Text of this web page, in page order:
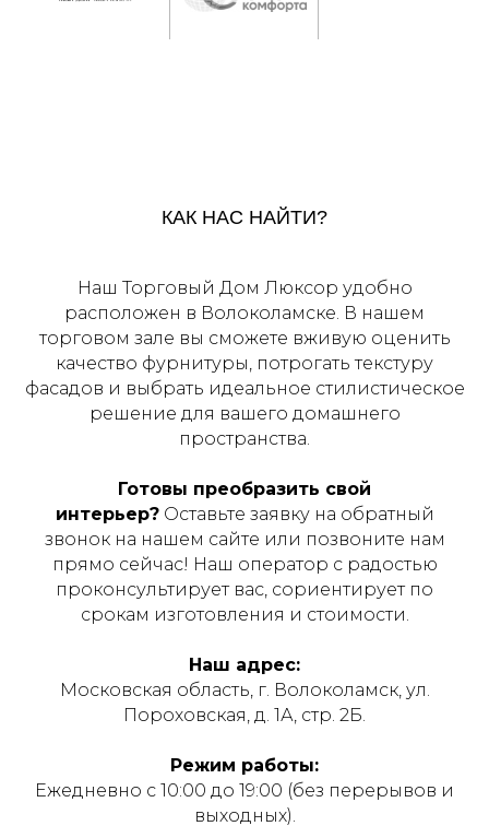
КАК НАС НАЙТИ?
Наш Торговый Дом Люксор удобно
расположен в Волоколамске. В нашем
торговом зале вы сможете вживую оценить
качество фурнитуры, потрогать текстуру
фасадов и выбрать идеальное стилистическое
решение для вашего домашнего
пространства.
Готовы преобразить свой
интерьер?Оставьте заявку на обратный
звонок на нашем сайте или позвоните нам
прямо сейчас! Наш оператор с радостью
проконсультирует вас, сориентирует по
срокам изготовления и стоимости.
Наш адрес:
Московская область, г. Волоколамск, ул.
Пороховская, д. 1А, стр. 2Б.
Режим работы:
Ежедневно с 10:00 до 19:00 (без перерывов и
выходных).